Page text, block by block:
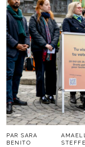
PAR SARA
BENITO